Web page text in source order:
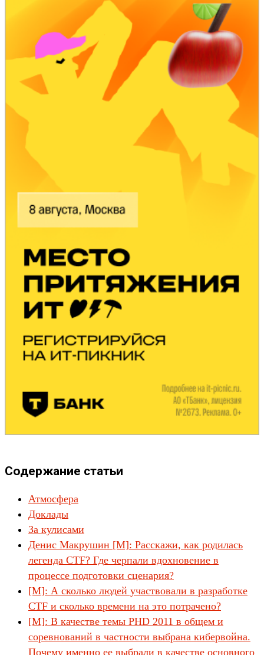
Содержание статьи
Атмосфера
Доклады
За кулисами
Денис Макрушин [М]: Расскажи, как родилась
легенда CTF? Где черпали вдохновение в
процессе подготовки сценария?
[M]: А сколько людей участвовали в разработке
CTF и сколько времени на это потрачено?
[M]: В качестве темы PHD 2011 в общем и
соревнований в частности выбрана кибервойна.
Почему именно ее выбрали в качестве основного